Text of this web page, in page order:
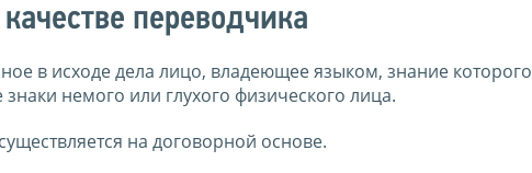
переводчика
в исходе дела лицо, владеющее языком, знание которого
немого или глухого физического лица.
на договорной основе.